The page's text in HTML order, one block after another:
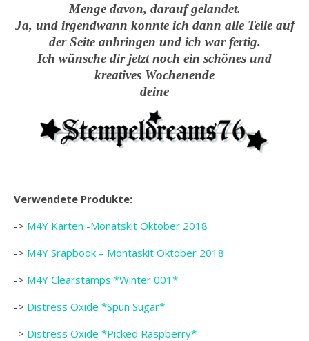
Menge davon, darauf gelandet.
Ja, und irgendwann konnte ich dann alle Teile auf
der Seite anbringen und ich war fertig.
Ich wünsche dir jetzt noch ein schönes und
kreatives Wochenende
deine
Verwendete Produkte:
-> M4Y Karten -Monatskit Oktober 2018
-> M4Y Srapbook – Montaskit Oktober 2018
-> M4Y Clearstamps *Winter 001*
-> Distress Oxide *Spun Sugar*
-> Distress Oxide *Picked Raspberry*